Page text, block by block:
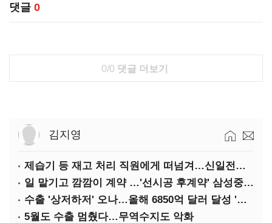
댓글 0
0/0 댓글 더보기
김지영
제습기 등 재고 처리 직원에게 떠넘겨…신일전자 '과징금 처벌'
일 맡기고 깜깜이 계약 …'선시공 후계약' 삼성중공업 덜미
수출 '상저하저' 오나…올해 6850억 달러 달성 '빨간불'
5월도 수출 멈췄다…무역수지도 악화